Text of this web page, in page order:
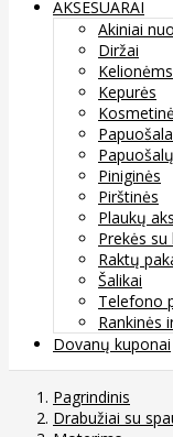
AKSESUARAI
Akiniai
Diržai
Kelionėms
Kepurės
Piniginės
Pirštinės
Plaukų
Prekės
Raktų
Šalikai
Telefono
Rankinės
Dovanų kuponai
Pagrindinis
Drabužiai su